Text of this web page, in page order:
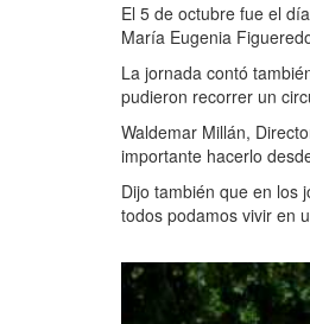
El 5 de octubre fue el
María Eugenia
La jornada contó
pudieron recorrer un
Waldemar Millán,
importante hacerlo
Dijo también que en los
todos podamos vivir en